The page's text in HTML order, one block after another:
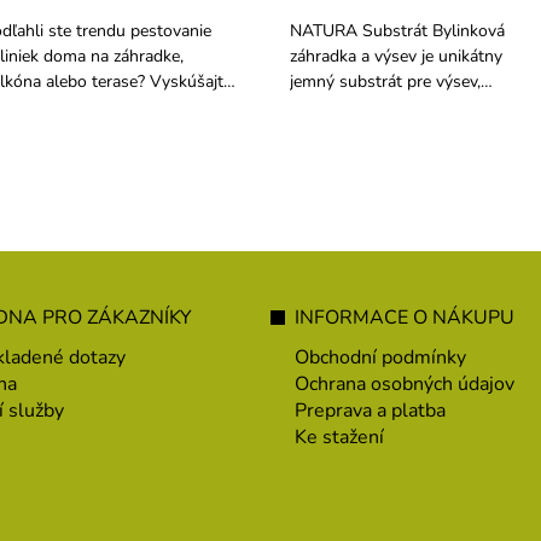
ste trendu pestovanie
doma na záhradke,
alebo terase? Vyskúšajte
NATURA Substrát Bylinková
záhradka a výsev je unikátny
jemný substrát pre výsev,
PRO ZÁKAZNÍKY
dotazy
služby
INFORMACE O NÁKUPU
Obchodní podmínky
Ochrana osobných údajov
Preprava a platba
Ke stažení